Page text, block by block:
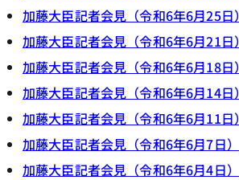
加藤大臣記者会見（令和6年6月25日）
加藤大臣記者会見（令和6年6月21日）
加藤大臣記者会見（令和6年6月18日）
加藤大臣記者会見（令和6年6月14日）
加藤大臣記者会見（令和6年6月11日）
加藤大臣記者会見（令和6年6月7日）
加藤大臣記者会見（令和6年6月4日）